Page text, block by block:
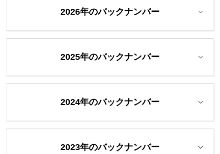
2026年のバックナンバー
2025年のバックナンバー
2024年のバックナンバー
2023年のバックナンバー